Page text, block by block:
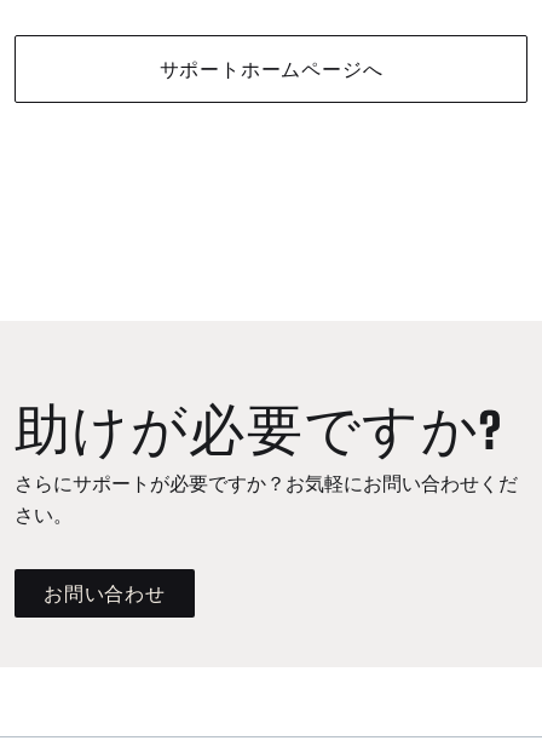
サポートホームページへ
助けが必要ですか?
さらにサポートが必要ですか？お気軽にお問い合わせくだ
さい。
お問い合わせ